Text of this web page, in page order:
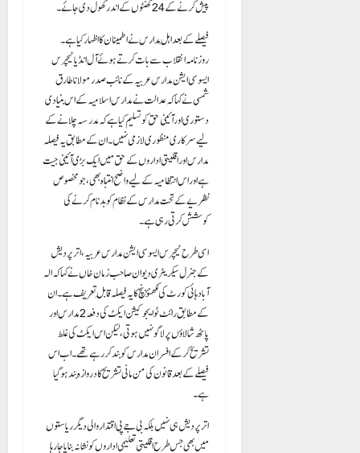
پیش کرنے کے 24 گھنٹوں کے اندر کھول دی جائے۔
فیصلے کے بعد اہلِ مدارس نے اطمینان کا اظہار کیا ہے۔
روزنامہ انقلاب سے بات کرتے ہوئے آل انڈیا ٹیچرس
ایسوسی ایشن مدارس عربیہ کے نائب صدر مولانا طارق
شمسی نے کہا کہ عدالت نے مدارس اسلامیہ کے اس بنیادی
دستوری اور آئینی حق کو تسلیم کیا ہے کہ مدرسہ چلانے کے
لیے سرکاری منظوری لازمی نہیں۔ ان کے مطابق یہ فیصلہ
مدارس اور اقلیتی اداروں کے حق میں ایک بڑی آئینی جیت
ہے اور اس انتظامیہ کے لیے واضح انتباہ بھی، جو مخصوص
نظریے کے تحت مدارس کے نظام کو بدنام کرنے کی
کوشش کرتی رہی ہے۔
اسی طرح ٹیچرس ایسوسی ایشن مدارس عربیہ، اتر پردیش
کے جنرل سیکریٹری دیوان صاحب زمان خاں نے کہا کہ الہ
آباد ہائی کورٹ کی لکھنؤ بنچ کا یہ فیصلہ قابلِ تعریف ہے۔ ان
کے مطابق رائٹ ٹو ایجوکیشن ایکٹ کی دفعہ 2 مدارس اور
پاٹھ شالاؤں پر لاگو نہیں ہوتی، لیکن اس ایکٹ کی غلط
تشریح کر کے افسران مدارس کو بند کر رہے تھے۔ اب اس
فیصلے کے بعد قانون کی من مانی تشریح کا دروازہ بند ہو گیا
ہے۔
اتر پردیش ہی نہیں بلکہ بی جے پی اقتدار والی دیگر ریاستوں
میں بھی جس طرح اقلیتی تعلیمی اداروں کو نشانہ بنایا جا رہا